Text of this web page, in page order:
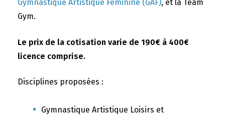
Gymnastique Artistique Féminine (GAF), et la Team
Gym.
Le prix de la cotisation varie de 190€ à 400€
licence comprise.
Disciplines proposées :
Gymnastique Artistique Loisirs et